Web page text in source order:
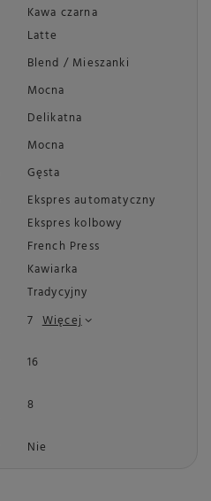
Kawa czarna
Latte
Blend / Mieszanki
Mocna
Delikatna
Mocna
Gęsta
Ekspres automatyczny
Ekspres kolbowy
French Press
Kawiarka
Tradycyjny
7 Więcej
16
8
Nie